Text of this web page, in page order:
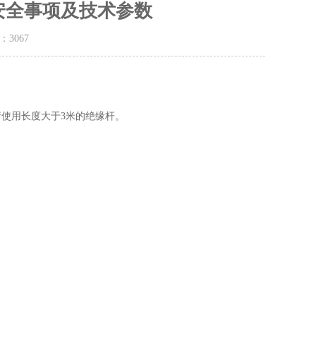
事项及技术参数
3067
用长度大于3米的绝缘杆。